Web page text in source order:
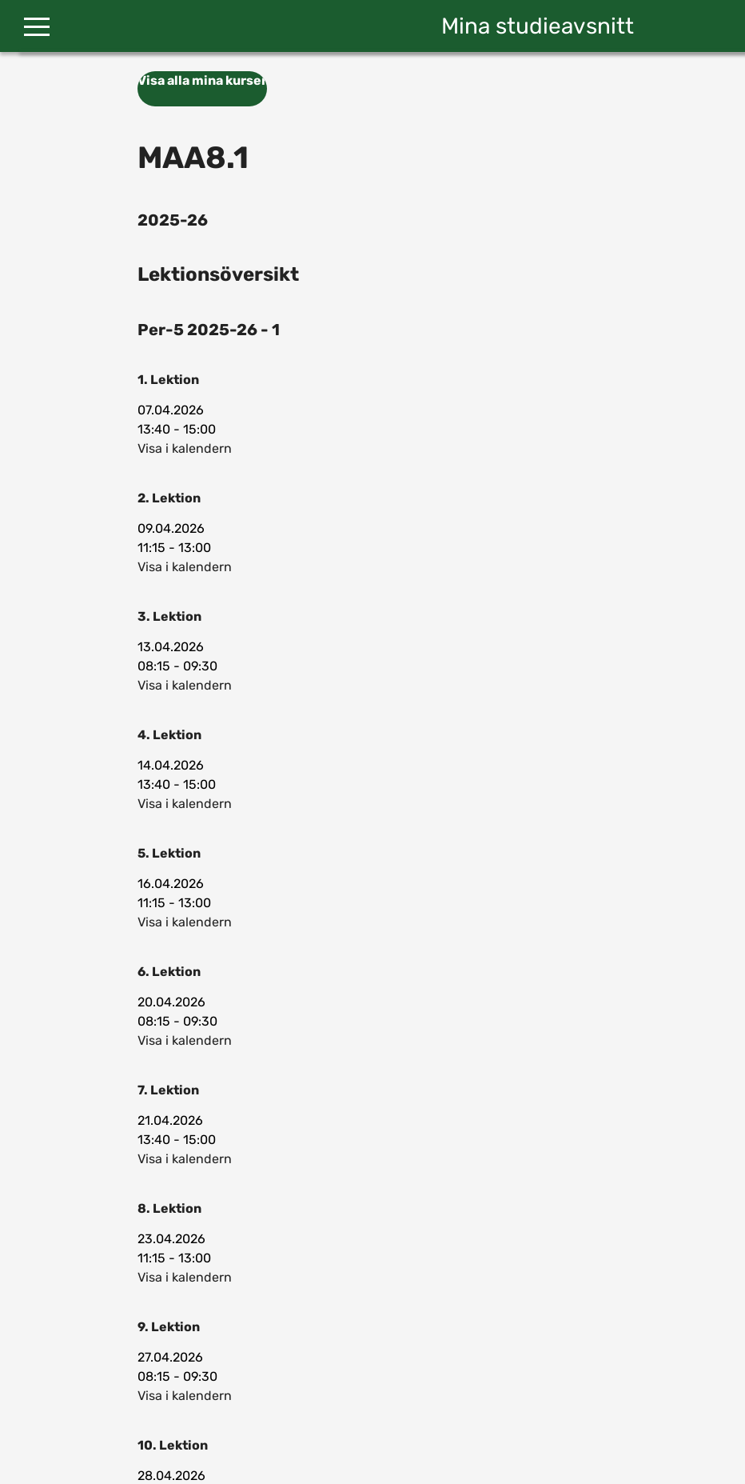
Mina studieavsnitt
Visa alla mina kurser
MAA8.1
2025-26
Lektionsöversikt
Per-5 2025-26 - 1
1. Lektion
07.04.2026
13:40 - 15:00
Visa i kalendern
2. Lektion
09.04.2026
11:15 - 13:00
Visa i kalendern
3. Lektion
13.04.2026
08:15 - 09:30
Visa i kalendern
4. Lektion
14.04.2026
13:40 - 15:00
Visa i kalendern
5. Lektion
16.04.2026
11:15 - 13:00
Visa i kalendern
6. Lektion
20.04.2026
08:15 - 09:30
Visa i kalendern
7. Lektion
21.04.2026
13:40 - 15:00
Visa i kalendern
8. Lektion
23.04.2026
11:15 - 13:00
Visa i kalendern
9. Lektion
27.04.2026
08:15 - 09:30
Visa i kalendern
10. Lektion
28.04.2026